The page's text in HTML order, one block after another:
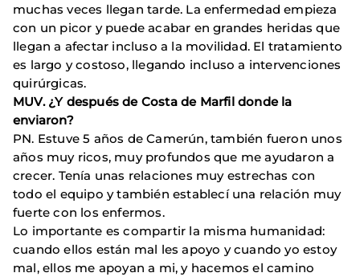
muchas veces llegan tarde. La enfermedad empieza
con un picor y puede acabar en grandes heridas que
llegan a afectar incluso a la movilidad. El tratamiento
es largo y costoso, llegando incluso a intervenciones
quirúrgicas.
MUV. ¿Y después de Costa de Marfil donde la
enviaron?
PN. Estuve 5 años de Camerún, también fueron unos
años muy ricos, muy profundos que me ayudaron a
crecer. Tenía unas relaciones muy estrechas con
todo el equipo y también establecí una relación muy
fuerte con los enfermos.
Lo importante es compartir la misma humanidad:
cuando ellos están mal les apoyo y cuando yo estoy
mal, ellos me apoyan a mi, y hacemos el camino